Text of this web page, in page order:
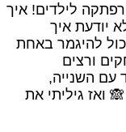
לילדים! איך
יודעת איך
להיגמר באחת
ורצים
השנייה,
גיליתי את